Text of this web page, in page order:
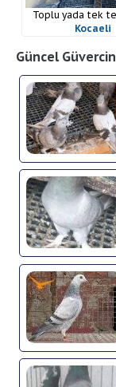
Toplu yada tek
oyun kuşu üstKocaeli
Güncel